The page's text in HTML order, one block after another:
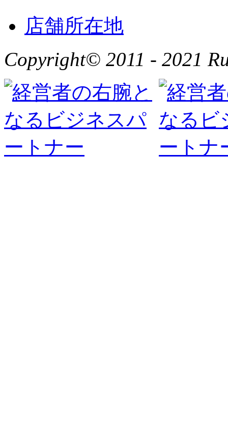
店舗所在地
Copyright© 2011 - 2021